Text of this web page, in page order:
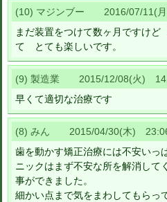
(10) マジンブー 2016/07/11(
まだ装置をつけて数ヶ月ですけ
て とても楽しいです。
(9) 製造業 2015/12/08(火)
早くて適切な治療です
(8) みん 2015/04/30(木)
歯を動かす矯正治療には不安いっ
ニックはまず不安な所を解消して
事ができました。
細かい点まで気をまわしてもらっ